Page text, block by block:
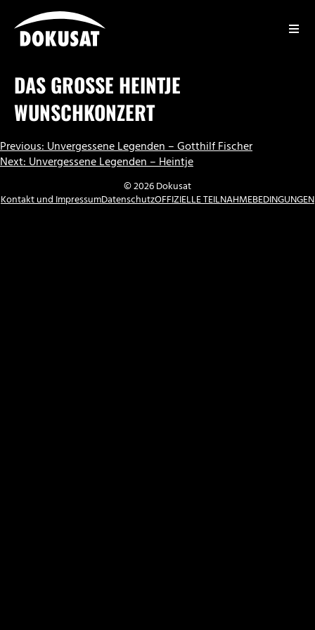
Inhalt
springen
DAS GROSSE HEINTJE W
UNSCHKONZERT
BEITRAGSNAVIGATION
Previous:Unvergessene Legenden – Gotthilf Fischer
Next:Unvergessene Legenden – Heintje
© 2026 Dokusat
Kontakt und ImpressumDatenschutzOFFIZIELLE TEILNAHMEBEDINGUNGEN